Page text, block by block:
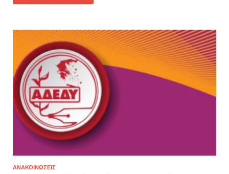
ΑΝΑΚΟΙΝΩΣΕΙΣ